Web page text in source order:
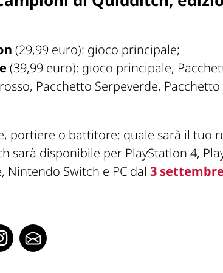
(29,99 euro): gioco principale;
(39,99 euro): gioco principale,
Pacchetto Serpeverde,
portiere o battitore: quale sarà il tuo
sarà disponibile per PlayStation 4,
Nintendo Switch e PC dal 3